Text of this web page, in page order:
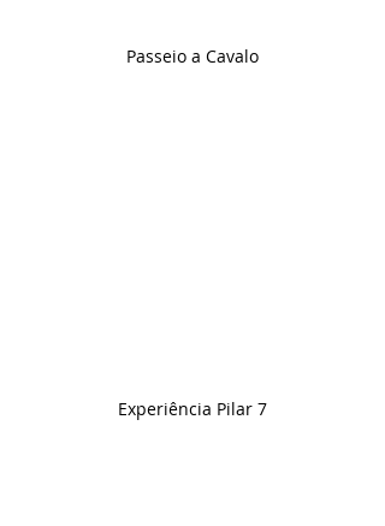
Passeio a Cavalo
Experiência Pilar 7